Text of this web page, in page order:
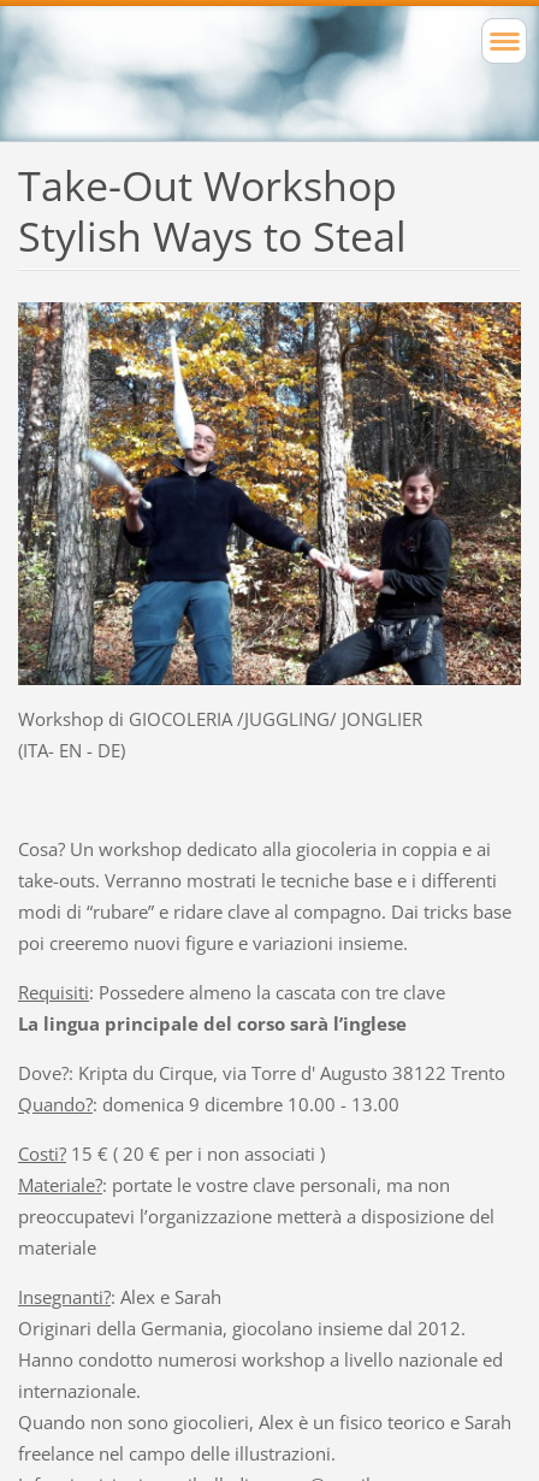
Take-Out Workshop
Stylish Ways to Steal
Workshop di GIOCOLERIA /JUGGLING/ JONGLIER
(ITA- EN - DE)
Cosa? Un workshop dedicato alla giocoleria in coppia e ai
take-outs. Verranno mostrati le tecniche base e i differenti
modi di “rubare” e ridare clave al compagno. Dai tricks base
poi creeremo nuovi figure e variazioni insieme.
Requisiti: Possedere almeno la cascata con tre clave
La lingua principale del corso sarà l’inglese
Dove?: Kripta du Cirque, via Torre d' Augusto 38122 Trento
Quando?: domenica 9 dicembre 10.00 - 13.00
Costi?15 € ( 20 € per i non associati )
Materiale?: portate le vostre clave personali, ma non
preoccupatevi l’organizzazione metterà a disposizione del
materiale
Insegnanti?: Alex e Sarah
Originari della Germania, giocolano insieme dal 2012.
Hanno condotto numerosi workshop a livello nazionale ed
internazionale.
Quando non sono giocolieri, Alex è un fisico teorico e Sarah
freelance nel campo delle illustrazioni.